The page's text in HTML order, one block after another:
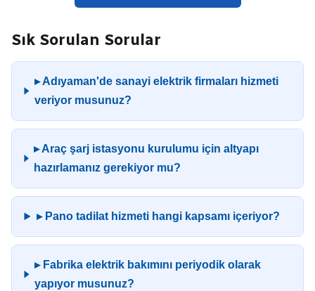
Sık Sorulan Sorular
▸ Adıyaman'de sanayi elektrik firmaları hizmeti
veriyor musunuz?
▸ Araç şarj istasyonu kurulumu için altyapı
hazırlamanız gerekiyor mu?
▸ Pano tadilat hizmeti hangi kapsamı içeriyor?
▸ Fabrika elektrik bakımını periyodik olarak
yapıyor musunuz?